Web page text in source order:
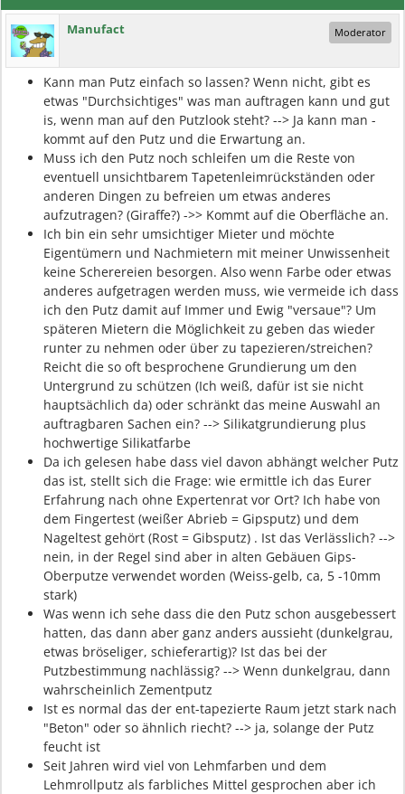
Manufact Moderator
Kann man Putz einfach so lassen? Wenn nicht, gibt es
etwas "Durchsichtiges" was man auftragen kann und gut
is, wenn man auf den Putzlook steht? --> Ja kann man -
kommt auf den Putz und die Erwartung an.
Muss ich den Putz noch schleifen um die Reste von
eventuell unsichtbarem Tapetenleimrückständen oder
anderen Dingen zu befreien um etwas anderes
aufzutragen? (Giraffe?) ->> Kommt auf die Oberfläche an.
Ich bin ein sehr umsichtiger Mieter und möchte
Eigentümern und Nachmietern mit meiner Unwissenheit
keine Scherereien besorgen. Also wenn Farbe oder etwas
anderes aufgetragen werden muss, wie vermeide ich dass
ich den Putz damit auf Immer und Ewig "versaue"? Um
späteren Mietern die Möglichkeit zu geben das wieder
runter zu nehmen oder über zu tapezieren/streichen?
Reicht die so oft besprochene Grundierung um den
Untergrund zu schützen (Ich weiß, dafür ist sie nicht
hauptsächlich da) oder schränkt das meine Auswahl an
auftragbaren Sachen ein? --> Silikatgrundierung plus
hochwertige Silikatfarbe
Da ich gelesen habe dass viel davon abhängt welcher Putz
das ist, stellt sich die Frage: wie ermittle ich das Eurer
Erfahrung nach ohne Expertenrat vor Ort? Ich habe von
dem Fingertest (weißer Abrieb = Gipsputz) und dem
Nageltest gehört (Rost = Gibsputz) . Ist das Verlässlich? -->
nein, in der Regel sind aber in alten Gebäuen Gips-
Oberputze verwendet worden (Weiss-gelb, ca, 5 -10mm
stark)
Was wenn ich sehe dass die den Putz schon ausgebessert
hatten, das dann aber ganz anders aussieht (dunkelgrau,
etwas bröseliger, schieferartig)? Ist das bei der
Putzbestimmung nachlässig? --> Wenn dunkelgrau, dann
wahrscheinlich Zementputz
Ist es normal das der ent-tapezierte Raum jetzt stark nach
"Beton" oder so ähnlich riecht? --> ja, solange der Putz
feucht ist
Seit Jahren wird viel von Lehmfarben und dem
Lehmrollputz als farbliches Mittel gesprochen aber ich